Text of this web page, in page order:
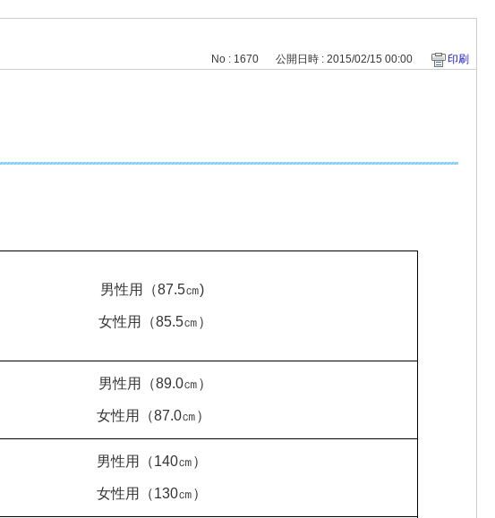
No : 1670 公開日時 : 2015/02/15 00:00 印刷
男性用（87.5㎝)
女性用（85.5㎝）
男性用（89.0㎝）
女性用 （87.0㎝）
男性用（140㎝）
女性用（130㎝）